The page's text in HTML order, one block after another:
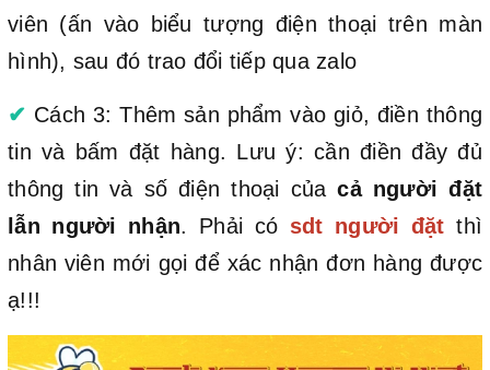
viên (ấn vào biểu tượng điện thoại trên màn
hình), sau đó trao đổi tiếp qua zalo
✔ Cách 3: Thêm sản phẩm vào giỏ, điền thông
tin và bấm đặt hàng. Lưu ý: cần điền đầy đủ
thông tin và số điện thoại củacả người đặt
lẫn người nhận. Phải có sdt người đặt thì
nhân viên mới gọi để xác nhận đơn hàng được
ạ!!!